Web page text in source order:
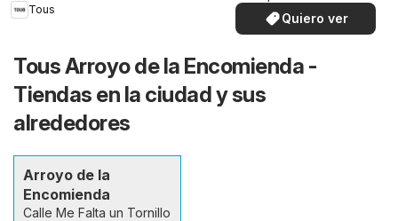
Tous
especiales.
Quiero ver
Tous Arroyo de la Encomienda -
Tiendas en la ciudad y sus
alrededores
Arroyo de la
Encomienda
Calle Me Falta un Tornillo